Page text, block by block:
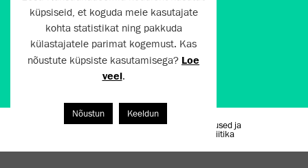
Tallinn 10412
artun@artun.ee
+372 6267301
Liitu uudiskirjaga!
Kasutustingimused ja
privaatsuspoliitika
küpsiseid, et koguda meie kasutajate
kohta statistikat ning pakkuda
külastajatele parimat kogemust. Kas
nõustute küpsiste kasutamisega? Loe
veel.
Nõustun Keeldun